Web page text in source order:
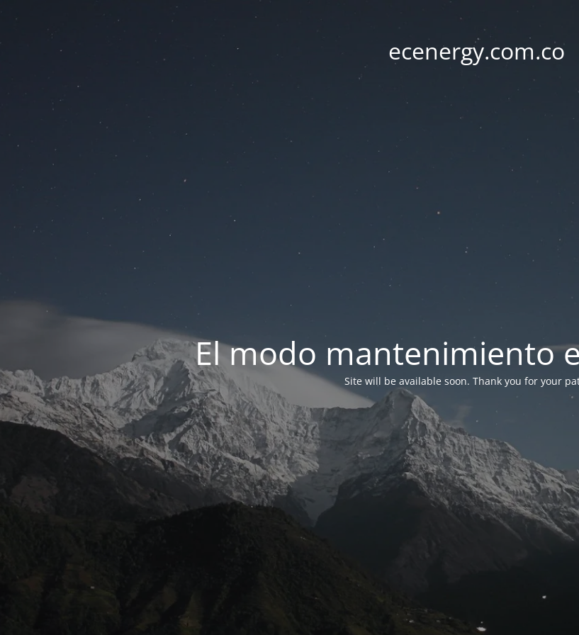
ecenergy.com.co
El modo mantenimiento
Site will be available soon. Thank you for your